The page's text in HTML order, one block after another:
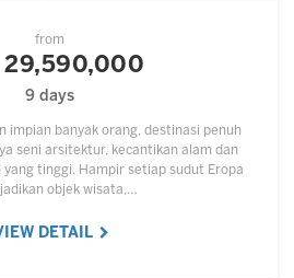
from
29,590,000
9 days
impian banyak orang, destinasi penuh
seni arsitektur, kecantikan alam dan
yang tinggi. Hampir setiap sudut Eropa
objek wisata,…
DETAIL